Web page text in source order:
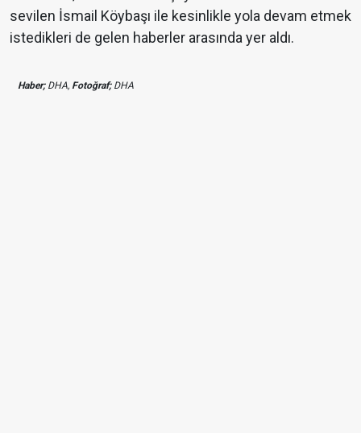
sevilen İsmail Köybaşı ile kesinlikle yola devam etmek
istedikleri de gelen haberler arasında yer aldı.
Haber;DHA, Fotoğraf;DHA